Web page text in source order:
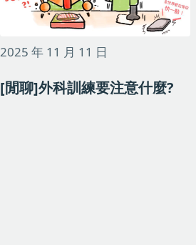
2025 年 11 月 11 日
[閒聊]外科訓練要注意什麼?